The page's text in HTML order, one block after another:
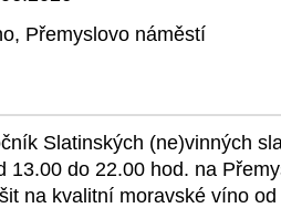
Přemyslovo náměstí
Slatinských (ne)vinných
13.00 do 22.00 hod. na
na kvalitní moravské víno
restaurace,
hry. V
širokou nabídku her
jak pro pravidelné
V...